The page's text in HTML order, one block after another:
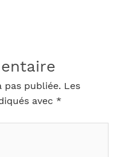
pas publiée. Les
avec *